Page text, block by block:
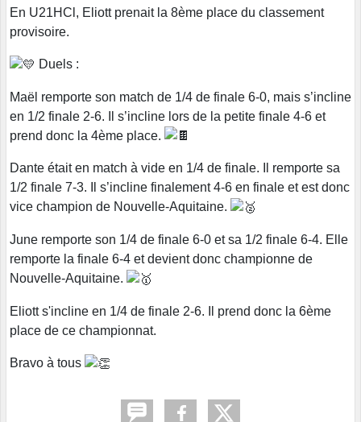
En U21HCl, Eliott prenait la 8ème place du classement
provisoire.
Duels :
Maël remporte son match de 1/4 de finale 6-0, mais s’incline
en 1/2 finale 2-6. Il s’incline lors de la petite finale 4-6 et
prend donc la 4ème place.
Dante était en match à vide en 1/4 de finale. Il remporte sa
1/2 finale 7-3. Il s’incline finalement 4-6 en finale et est donc
vice champion de Nouvelle-Aquitaine.
June remporte son 1/4 de finale 6-0 et sa 1/2 finale 6-4. Elle
remporte la finale 6-4 et devient donc championne de
Nouvelle-Aquitaine.
Eliott s'incline en 1/4 de finale 2-6. Il prend donc la 6ème
place de ce championnat.
Bravo à tous